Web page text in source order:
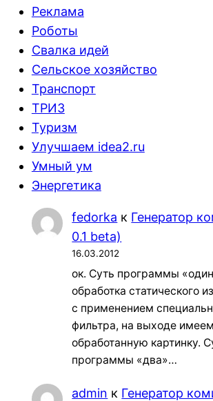
Реклама
Роботы
Свалка идей
Сельское хозяйство
Транспорт
ТРИЗ
Туризм
Улучшаем idea2.ru
Умный ум
Энергетика
fedorka к Генератор
0.1 beta)
16.03.2012
ок. Суть программы
обработка статического
с применением
фильтра, на выходе имеем
обработанную картинку.
программы «два»…
admin к Генератор